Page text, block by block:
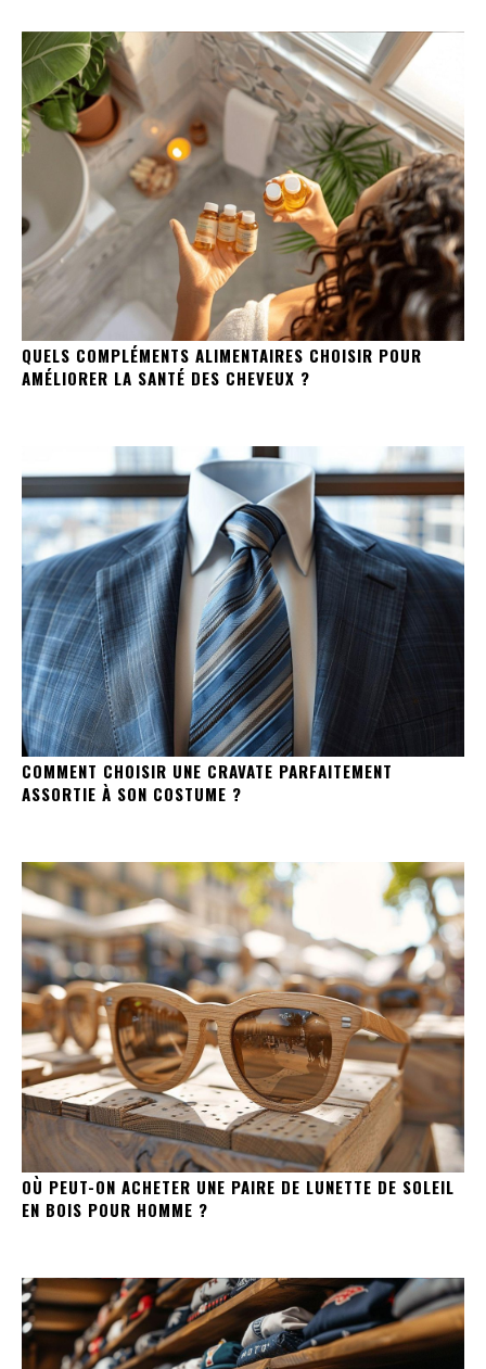
QUELS COMPLÉMENTS ALIMENTAIRES CHOISIR POUR
AMÉLIORER LA SANTÉ DES CHEVEUX ?
COMMENT CHOISIR UNE CRAVATE PARFAITEMENT
ASSORTIE À SON COSTUME ?
OÙ PEUT-ON ACHETER UNE PAIRE DE LUNETTE DE SOLEIL
EN BOIS POUR HOMME ?